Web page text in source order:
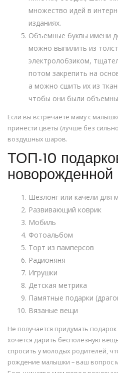
множество идей в
изданиях.
Объемные буквы имени
можно выпилить из
электролобзиком,
потом закрепить на
а можно сшить их из
чтобы они были
Если вы встречаете маму с
принести цветы (лучше без
воздушных шаров.
ТОП-10
Шезлонг или качели для
Развивающий коврик
Мобиль
Фотоальбом
Торт из памперсов
Радионяня
Игрушки
Детская метрика
Памятные подарки
Вязаные вещи
Не получается придумать
хочется дарить бесполезную
спросить у молодых родителей,
рождение малышки – ваш вопрос